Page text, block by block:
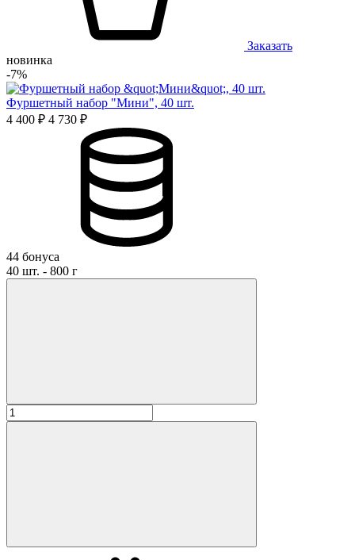
Заказать
новинка
-7%
Фуршетный набор "Мини", 40 шт.
4 400 ₽ 4 730 ₽
44 бонуса
40 шт. - 800 г